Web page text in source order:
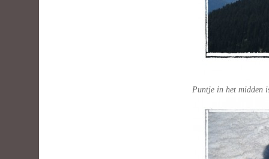
Puntje in het midden